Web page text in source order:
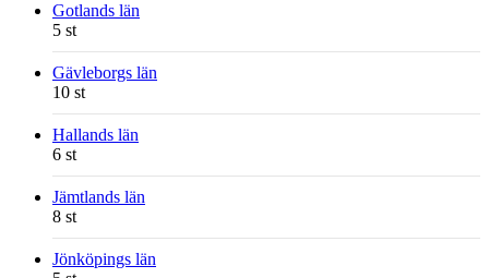
Gotlands län
5 st
Gävleborgs län
10 st
Hallands län
6 st
Jämtlands län
8 st
Jönköpings län